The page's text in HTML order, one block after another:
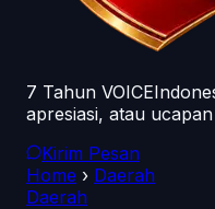
7 Tahun
apresiasi, atau
Kirim Pesan
Home › Daerah
Daerah